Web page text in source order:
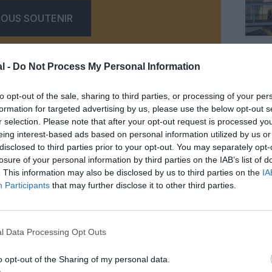
- Do Not Process My Personal Information
opt-out of the sale, sharing to third parties, or processing of your
for targeted advertising by us, please use the below opt-out
selection. Please note that after your opt-out request is processed
interest-based ads based on personal information utilized by us
to third parties prior to your opt-out. You may separately
of your personal information by third parties on the IAB’s list of
This information may also be disclosed by us to third parties on the
Participants that may further disclose it to other third parties.
Data Processing Opt Outs
opt-out of the Sharing of my personal data.
SOUTENIR
FacebookTwitterPinterestLinkedInEmail Print
4 octobre 2016 - 8 h 13 min
ne s’y prendrait pas mieux, cette
pratique.
vont payer, les citoyens d’IDF vont
qu’un article présentant la